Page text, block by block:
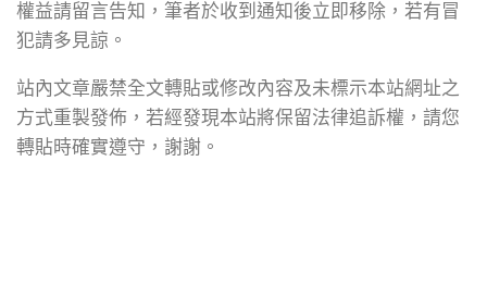
權益請留言告知，筆者於收到通知後立即移除，若有冒
犯請多見諒。
站內文章嚴禁全文轉貼或修改內容及未標示本站網址之
方式重製發佈，若經發現本站將保留法律追訴權，請您
轉貼時確實遵守，謝謝。